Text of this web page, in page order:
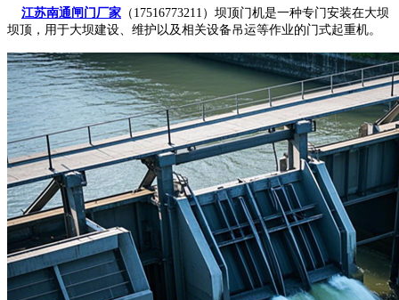
江苏南通闸门厂家 （17516773211）坝顶门机是一种专门安装在大坝
坝顶，用于大坝建设、维护以及相关设备吊运等作业的门式起重机。